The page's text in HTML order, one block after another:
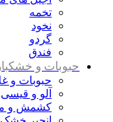
تخمه
نخود
گردو
فندق
حبوبات و خشکبار
حبوبات و
آلو و قیسی
کشمش و